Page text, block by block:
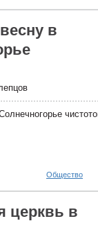
в
Общество
церквь в